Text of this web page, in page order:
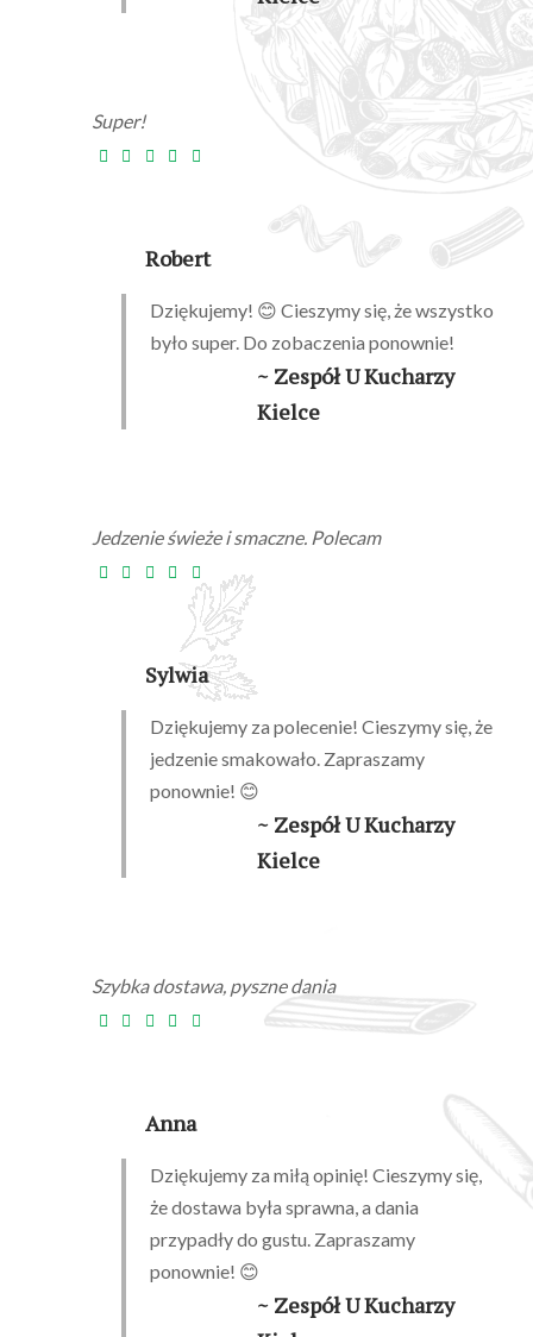
Super!
Robert
Dziękujemy! 😊 Cieszymy się, że wszystko
było super. Do zobaczenia ponownie!
~ Zespół U Kucharzy
Kielce
Jedzenie świeże i smaczne. Polecam
Sylwia
Dziękujemy za polecenie! Cieszymy się, że
jedzenie smakowało. Zapraszamy
ponownie! 😊
~ Zespół U Kucharzy
Kielce
Szybka dostawa, pyszne dania
Anna
Dziękujemy za miłą opinię! Cieszymy się,
że dostawa była sprawna, a dania
przypadły do gustu. Zapraszamy
ponownie! 😊
~ Zespół U Kucharzy